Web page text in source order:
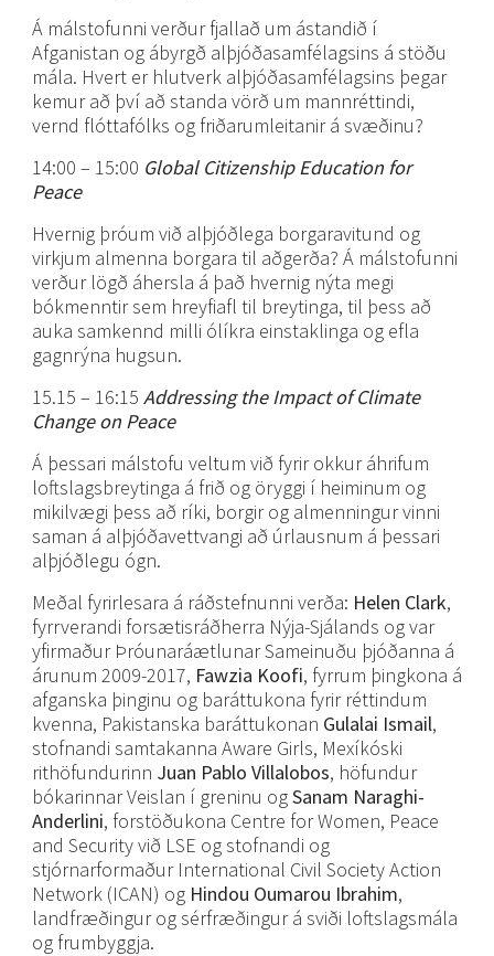
Á málstofunni verður fjallað um ástandið í
Afganistan og ábyrgð alþjóðasamfélagsins á stöðu
mála. Hvert er hlutverk alþjóðasamfélagsins þegar
kemur að því að standa vörð um mannréttindi,
vernd flóttafólks og friðarumleitanir á svæðinu?
14:00 – 15:00 Global Citizenship Education for
Peace
Hvernig þróum við alþjóðlega borgaravitund og
virkjum almenna borgara til aðgerða? Á málstofunni
verður lögð áhersla á það hvernig nýta megi
bókmenntir sem hreyfiafl til breytinga, til þess að
auka samkennd milli ólíkra einstaklinga og efla
gagnrýna hugsun.
15.15 – 16:15 Addressing the Impact of Climate
Change on Peace
Á þessari málstofu veltum við fyrir okkur áhrifum
loftslagsbreytinga á frið og öryggi í heiminum og
mikilvægi þess að ríki, borgir og almenningur vinni
saman á alþjóðavettvangi að úrlausnum á þessari
alþjóðlegu ógn.
Meðal fyrirlesara á ráðstefnunni verða: Helen Clark,
fyrrverandi forsætisráðherra Nýja-Sjálands og var
yfirmaður Þróunaráætlunar Sameinuðu þjóðanna á
árunum 2009-2017, Fawzia Koofi, fyrrum þingkona á
afganska þinginu og baráttukona fyrir réttindum
kvenna, Pakistanska baráttukonan Gulalai Ismail,
stofnandi samtakanna Aware Girls, Mexíkóski
rithöfundurinn Juan Pablo Villalobos, höfundur
bókarinnar Veislan í greninu ogSanam Naraghi-
Anderlini, forstöðukona Centre for Women, Peace
and Security við LSE og stofnandi og
stjórnarformaður International Civil Society Action
Network (ICAN) og Hindou Oumarou Ibrahim,
landfræðingur og sérfræðingur á sviði loftslagsmála
og frumbyggja.